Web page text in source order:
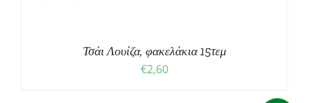
Τσάι Λουίζα, φακελάκια 15τεμ
€2,60